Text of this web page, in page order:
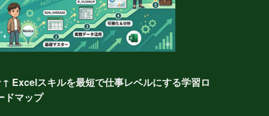
Excelスキルを最短で仕事レベルにする学習ロ
ドマップ